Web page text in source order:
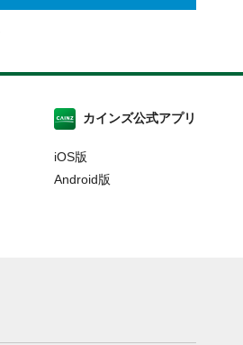
カインズ公式アプリ
iOS版
Android版